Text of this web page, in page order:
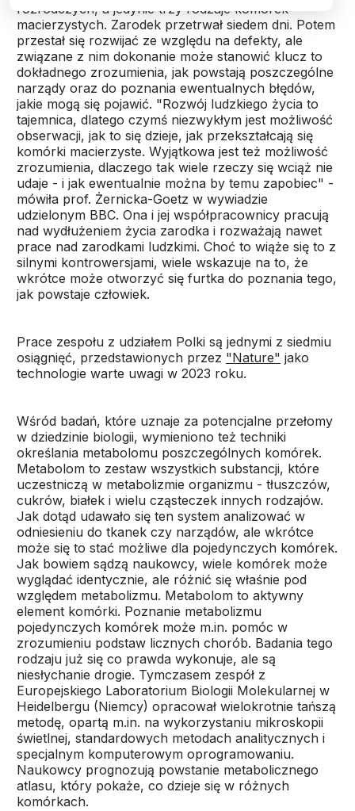
rozrodczych, a jedynie trzy rodzaje komórek
macierzystych. Zarodek przetrwał siedem dni. Potem
przestał się rozwijać ze względu na defekty, ale
związane z nim dokonanie może stanowić klucz to
dokładnego zrozumienia, jak powstają poszczególne
narządy oraz do poznania ewentualnych błędów,
jakie mogą się pojawić. "Rozwój ludzkiego życia to
tajemnica, dlatego czymś niezwykłym jest możliwość
obserwacji, jak to się dzieje, jak przekształcają się
komórki macierzyste. Wyjątkowa jest też możliwość
zrozumienia, dlaczego tak wiele rzeczy się wciąż nie
udaje - i jak ewentualnie można by temu zapobiec" -
mówiła prof. Żernicka-Goetz w wywiadzie
udzielonym BBC. Ona i jej współpracownicy pracują
nad wydłużeniem życia zarodka i rozważają nawet
prace nad zarodkami ludzkimi. Choć to wiąże się to z
silnymi kontrowersjami, wiele wskazuje na to, że
wkrótce może otworzyć się furtka do poznania tego,
jak powstaje człowiek.
Prace zespołu z udziałem Polki są jednymi z siedmiu
osiągnięć, przedstawionych przez "Nature" jako
technologie warte uwagi w 2023 roku.
Wśród badań, które uznaje za potencjalne przełomy
w dziedzinie biologii, wymieniono też techniki
określania metabolomu poszczególnych komórek.
Metabolom to zestaw wszystkich substancji, które
uczestniczą w metabolizmie organizmu - tłuszczów,
cukrów, białek i wielu cząsteczek innych rodzajów.
Jak dotąd udawało się ten system analizować w
odniesieniu do tkanek czy narządów, ale wkrótce
może się to stać możliwe dla pojedynczych komórek.
Jak bowiem sądzą naukowcy, wiele komórek może
wyglądać identycznie, ale różnić się właśnie pod
względem metabolizmu. Metabolom to aktywny
element komórki. Poznanie metabolizmu
pojedynczych komórek może m.in. pomóc w
zrozumieniu podstaw licznych chorób. Badania tego
rodzaju już się co prawda wykonuje, ale są
niesłychanie drogie. Tymczasem zespół z
Europejskiego Laboratorium Biologii Molekularnej w
Heidelbergu (Niemcy) opracował wielokrotnie tańszą
metodę, opartą m.in. na wykorzystaniu mikroskopii
świetlnej, standardowych metodach analitycznych i
specjalnym komputerowym oprogramowaniu.
Naukowcy prognozują powstanie metabolicznego
atlasu, który pokaże, co dzieje się w różnych
komórkach.